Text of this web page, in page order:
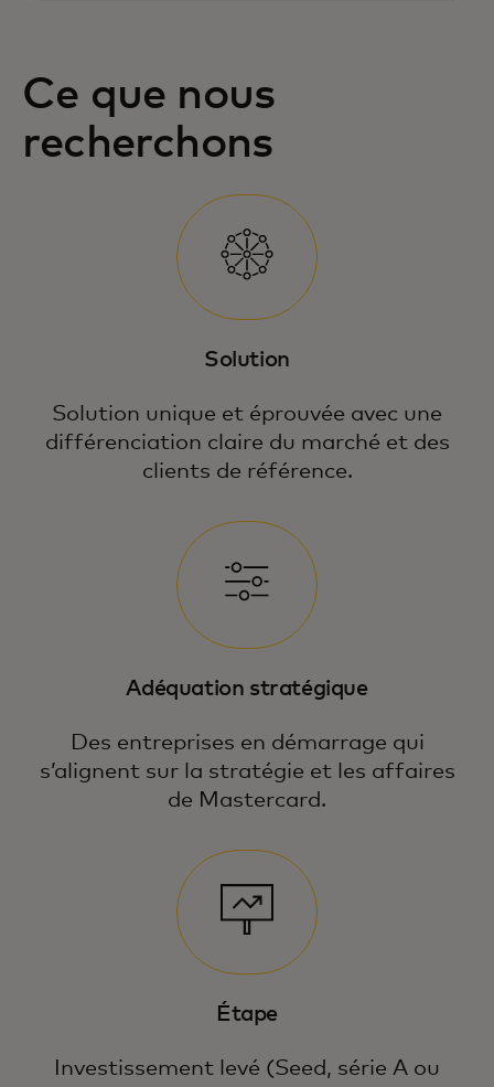
Ce que nous
recherchons
Solution
Solution unique et éprouvée avec une
différenciation claire du marché et des
clients de référence.
Adéquation stratégique
Des entreprises en démarrage qui
s’alignent sur la stratégie et les affaires
de Mastercard.
Étape
Investissement levé (Seed, série A ou